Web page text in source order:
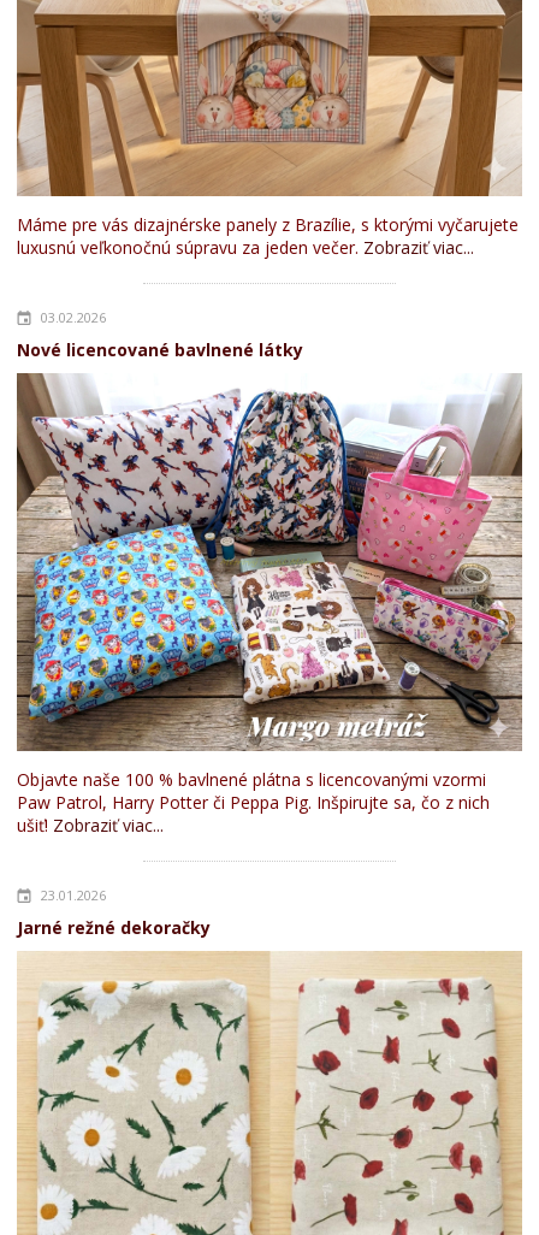
Máme pre vás dizajnérske panely z Brazílie, s ktorými vyčarujete
luxusnú veľkonočnú súpravu za jeden večer. Zobraziť viac...
03.02.2026
Nové licencované bavlnené látky
Objavte naše 100 % bavlnené plátna s licencovanými vzormi
Paw Patrol, Harry Potter či Peppa Pig. Inšpirujte sa, čo z nich
ušiť! Zobraziť viac...
23.01.2026
Jarné režné dekoračky